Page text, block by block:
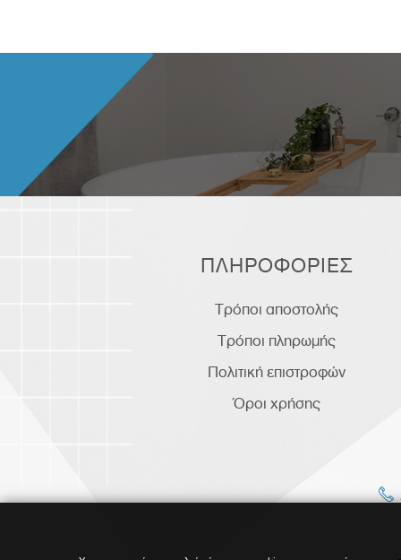
ΠΛΗΡΟΦΟΡΙΕΣ
Τρόποι αποστολής
Τρόποι πληρωμής
Πολιτική επιστροφών
Όροι χρήσης